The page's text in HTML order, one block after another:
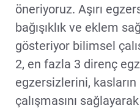
öneriyoruz. Aşırı
bağışıklık ve eklem
gösteriyor bilimsel
2, en fazla 3 direnç
egzersizlerini,
çalışmasını